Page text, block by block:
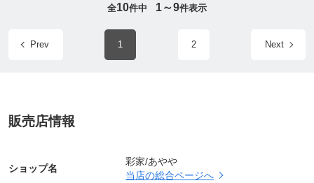
全10件中 1～9件表示
Prev 1 2 Next
販売店情報
ショップ名
彩家/あやや
当店の総合ページへ